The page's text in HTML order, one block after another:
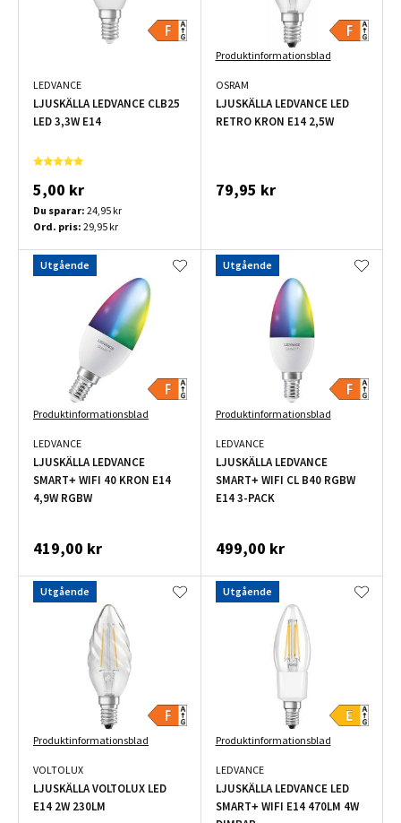
LEDVANCE
LJUSKÄLLA LEDVANCE CLB25
LED 3,3W E14
5,00 kr
Du sparar: 24,95 kr
Ord. pris: 29,95 kr
Produktinformationsblad
OSRAM
LJUSKÄLLA LEDVANCE LED
RETRO KRON E14 2,5W
79,95 kr
Produktinformationsblad
Utgående
LEDVANCE
LJUSKÄLLA LEDVANCE
SMART+ WIFI 40 KRON E14
4,9W RGBW
419,00 kr
Produktinformationsblad
Utgående
LEDVANCE
LJUSKÄLLA LEDVANCE
SMART+ WIFI CL B40 RGBW
E14 3-PACK
499,00 kr
Produktinformationsblad
Utgående
VOLTOLUX
LJUSKÄLLA VOLTOLUX LED
E14 2W 230LM
Produktinformationsblad
Utgående
LEDVANCE
LJUSKÄLLA LEDVANCE LED
SMART+ WIFI E14 470LM 4W